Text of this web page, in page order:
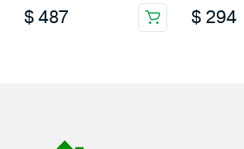
$ 487 $ 294